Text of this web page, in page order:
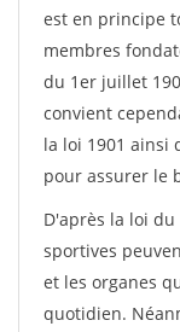
est en principe
membres
du 1er juillet
convient
la loi 1901 ainsi
pour assurer le
D'après la loi
sportives
et les organes
quotidien.